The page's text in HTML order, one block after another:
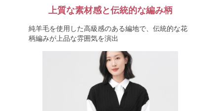
上質な素材感と伝統的な編み柄
純羊毛を使用した高級感のある編地で、伝統的な花
柄編みが上品な雰囲気を演出